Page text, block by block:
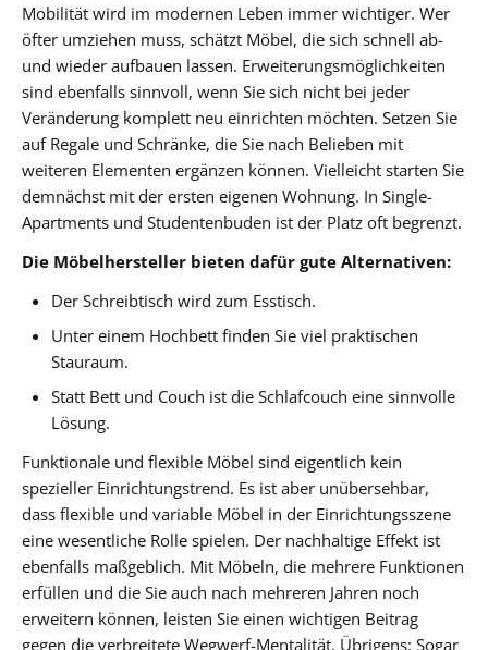
Mobilität wird im modernen Leben immer wichtiger. Wer
öfter umziehen muss, schätzt Möbel, die sich schnell ab-
und wieder aufbauen lassen. Erweiterungsmöglichkeiten
sind ebenfalls sinnvoll, wenn Sie sich nicht bei jeder
Veränderung komplett neu einrichten möchten. Setzen Sie
auf Regale und Schränke, die Sie nach Belieben mit
weiteren Elementen ergänzen können. Vielleicht starten Sie
demnächst mit der ersten eigenen Wohnung. In Single-
Apartments und Studentenbuden ist der Platz oft begrenzt.
Die Möbelhersteller bieten dafür gute Alternativen:
Der Schreibtisch wird zum Esstisch.
Unter einem Hochbett finden Sie viel praktischen
Stauraum.
Statt Bett und Couch ist die Schlafcouch eine sinnvolle
Lösung.
Funktionale und flexible Möbel sind eigentlich kein
spezieller Einrichtungstrend. Es ist aber unübersehbar,
dass flexible und variable Möbel in der Einrichtungsszene
eine wesentliche Rolle spielen. Der nachhaltige Effekt ist
ebenfalls maßgeblich. Mit Möbeln, die mehrere Funktionen
erfüllen und die Sie auch nach mehreren Jahren noch
erweitern können, leisten Sie einen wichtigen Beitrag
gegen die verbreitete Wegwerf-Mentalität. Übrigens: Sogar